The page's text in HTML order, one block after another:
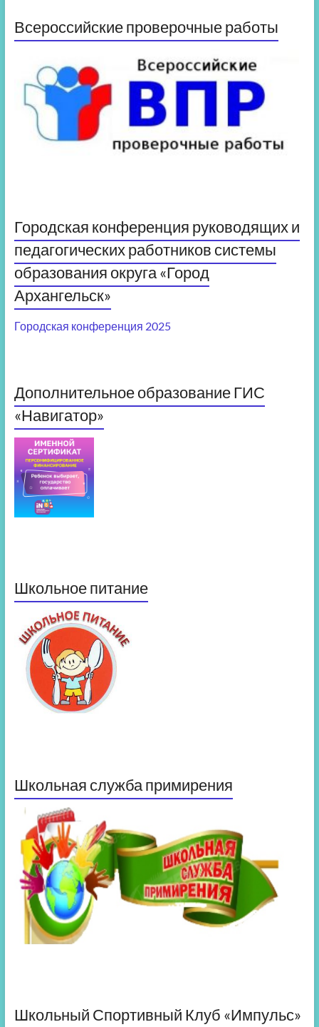
Всероссийские проверочные работы
Городская конференция руководящих и
педагогических работников системы
образования округа «Город
Архангельск»
Городская конференция 2025
Дополнительное образование ГИС
«Навигатор»
Школьное питание
Школьная служба примирения
Школьный Спортивный Клуб «Импульс»